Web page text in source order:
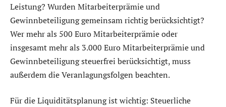
Leistung? Wurden Mitarbeiterprämie und
Gewinnbeteiligung gemeinsam richtig berücksichtigt?
Wer mehr als 500 Euro Mitarbeiterprämie oder
insgesamt mehr als 3.000 Euro Mitarbeiterprämie und
Gewinnbeteiligung steuerfrei berücksichtigt, muss
außerdem die Veranlagungsfolgen beachten.
Für die Liquiditätsplanung ist wichtig: Steuerliche